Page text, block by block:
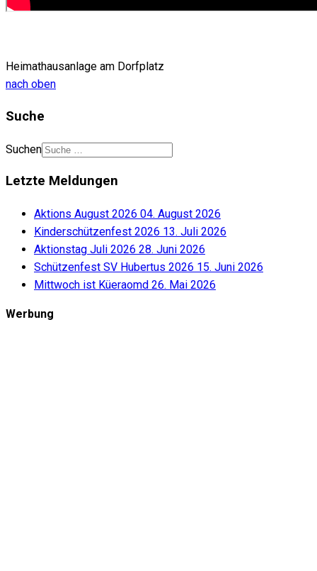
Heimathausanlage am Dorfplatz
nach oben
Suche
Suchen
Letzte Meldungen
Aktions August 2026 04. August 2026
Kinderschützenfest 2026 13. Juli 2026
Aktionstag Juli 2026 28. Juni 2026
Schützenfest SV Hubertus 2026 15. Juni 2026
Mittwoch ist Küeraomd 26. Mai 2026
Werbung